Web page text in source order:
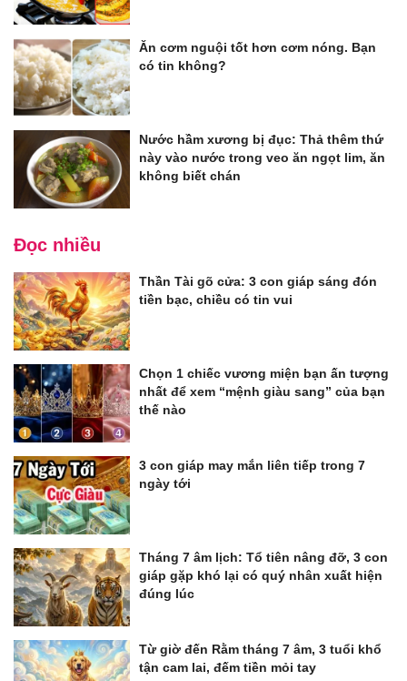
Ăn cơm nguội tốt hơn cơm nóng. Bạn
có tin không?
Nước hầm xương bị đục: Thả thêm thứ
này vào nước trong veo ăn ngọt lim, ăn
không biết chán
Đọc nhiều
Thần Tài gõ cửa: 3 con giáp sáng đón
tiền bạc, chiều có tin vui
Chọn 1 chiếc vương miện bạn ấn tượng
nhất để xem “mệnh giàu sang” của bạn
thế nào
3 con giáp may mắn liên tiếp trong 7
ngày tới
Tháng 7 âm lịch: Tổ tiên nâng đỡ, 3 con
giáp gặp khó lại có quý nhân xuất hiện
đúng lúc
Từ giờ đến Rằm tháng 7 âm, 3 tuổi khổ
tận cam lai, đếm tiền mỏi tay